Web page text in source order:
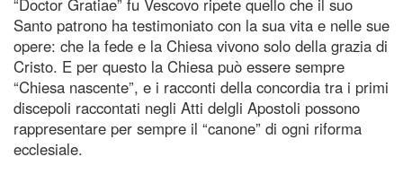
“Doctor Gratiae” fu Vescovo ripete quello che il suo
Santo patrono ha testimoniato con la sua vita e nelle sue
opere: che la fede e la Chiesa vivono solo della grazia di
Cristo. E per questo la Chiesa può essere sempre
“Chiesa nascente”, e i racconti della concordia tra i primi
discepoli raccontati negli Atti delgli Apostoli possono
rappresentare per sempre il “canone” di ogni riforma
ecclesiale.